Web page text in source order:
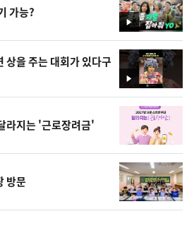
영
상
가능?
영
상
상을 주는 대회가 있다구
라지는 '근로장려금'
방문